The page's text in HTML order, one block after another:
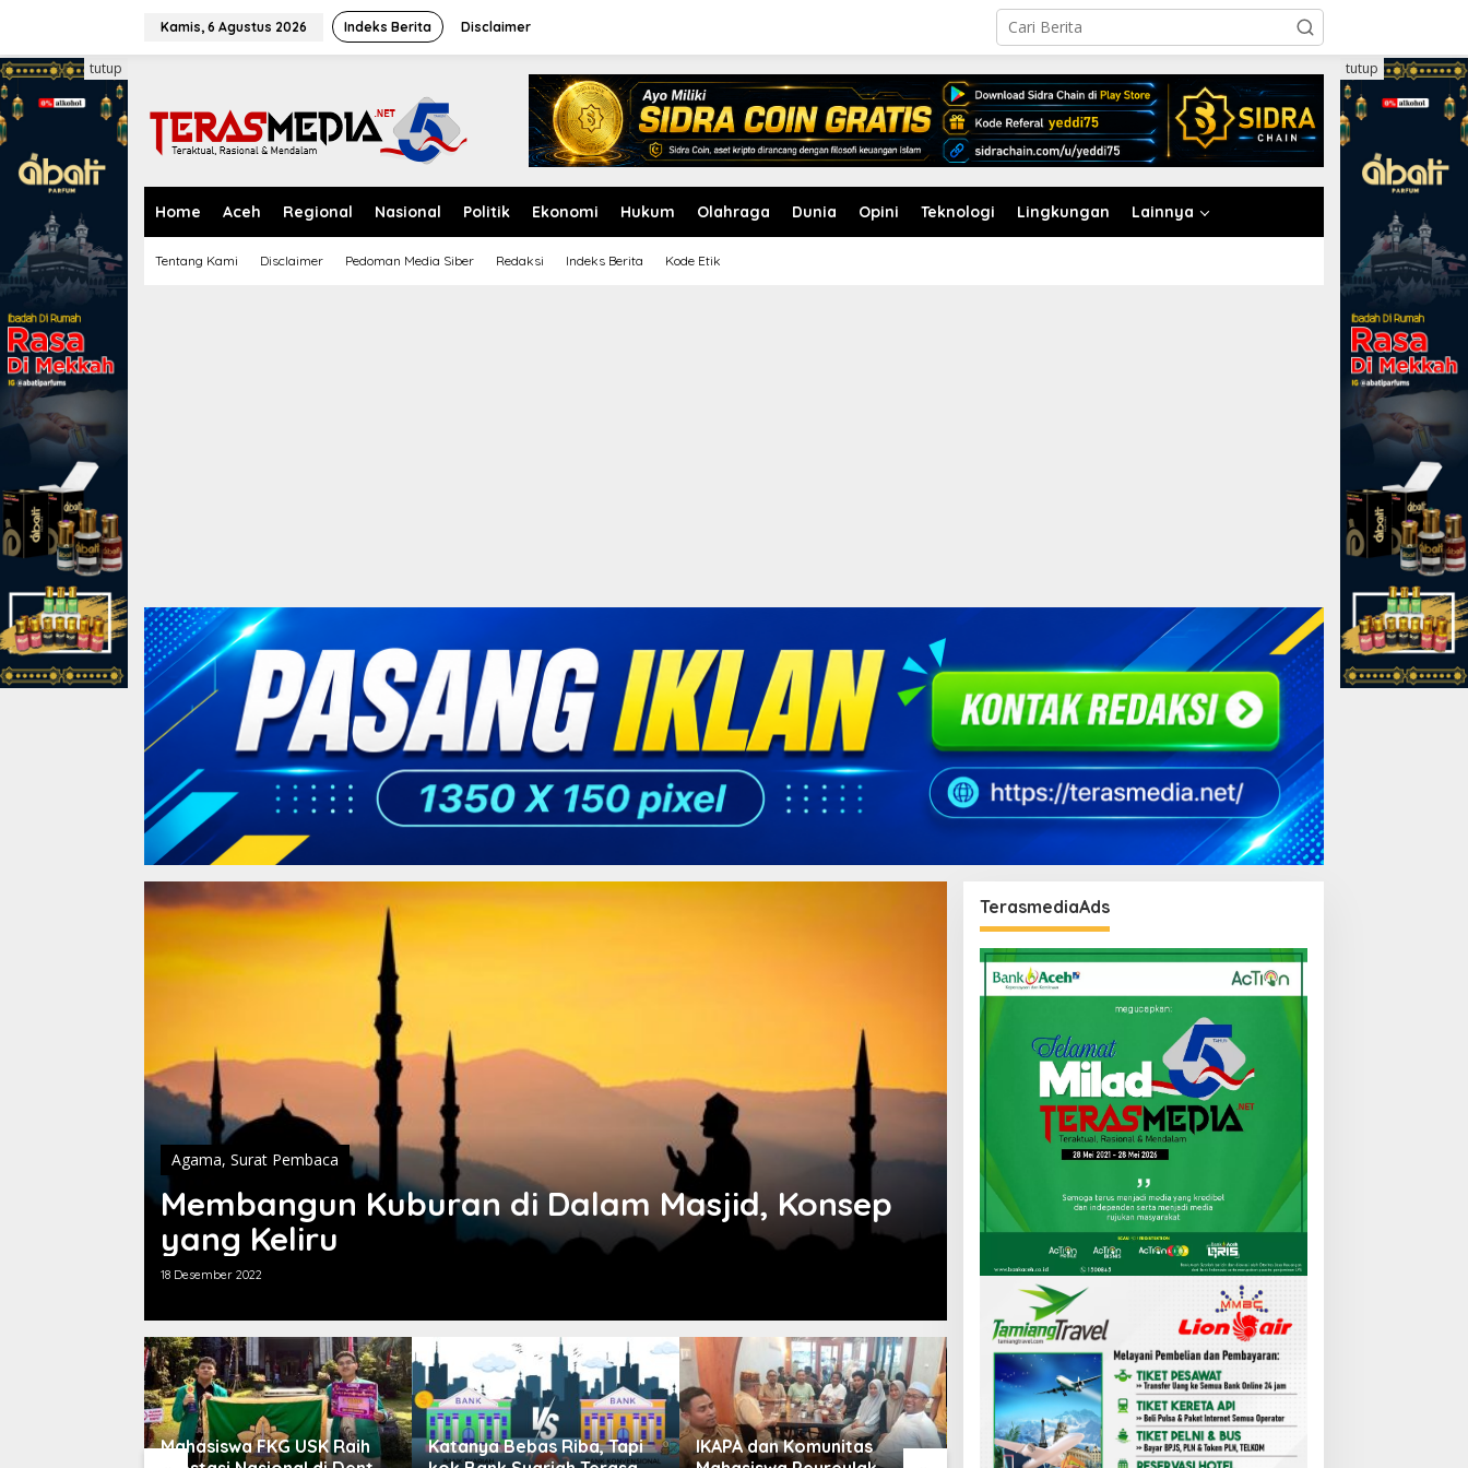
a
t
i
k
e
Kamis, 6 Agustus 2026 Indeks Berita Disclaimer
Home Aceh Regional Nasional Politik Ekonomi Hukum Olahraga Dunia Opini Teknologi Lingkungan Lainnya
Tentang Kami Disclaimer Pedoman Media Siber Redaksi Indeks Berita Kode Etik
tutup tutup
Agama, Surat Pembaca
Membangun Kuburan di Dalam Masjid, Konsep
yang Keliru
18 Desember 2022
Mahasiswa FKG USK Raih
Katanya Bebas Riba, Tapi
IKAPA dan Komunitas
MUBES IMATA
Kelangkaan Semen Ancam
TerasmediaAds